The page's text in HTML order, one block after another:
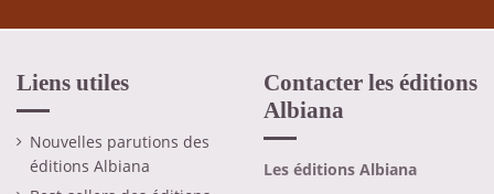
Liens utiles
Nouvelles parutions des
éditions Albiana
Contacter les éditions
Albiana
Les éditions Albiana